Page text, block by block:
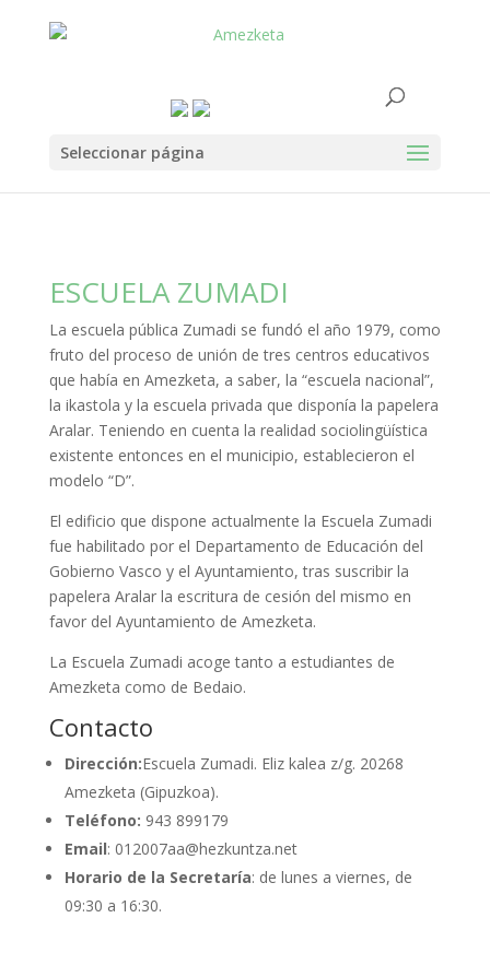
Seleccionar página
ESCUELA ZUMADI
La escuela pública Zumadi se fundó el año 1979, como
fruto del proceso de unión de tres centros educativos
que había en Amezketa, a saber, la “escuela nacional”,
la ikastola y la escuela privada que disponía la papelera
Aralar. Teniendo en cuenta la realidad sociolingüística
existente entonces en el municipio, establecieron el
modelo “D”.
El edificio que dispone actualmente la Escuela Zumadi
fue habilitado por el Departamento de Educación del
Gobierno Vasco y el Ayuntamiento, tras suscribir la
papelera Aralar la escritura de cesión del mismo en
favor del Ayuntamiento de Amezketa.
La Escuela Zumadi acoge tanto a estudiantes de
Amezketa como de Bedaio.
Contacto
Dirección:Escuela Zumadi. Eliz kalea z/g. 20268
Amezketa (Gipuzkoa).
Teléfono: 943 899179
Email: 012007aa@hezkuntza.net
Horario de la Secretaría: de lunes a viernes, de
09:30 a 16:30.